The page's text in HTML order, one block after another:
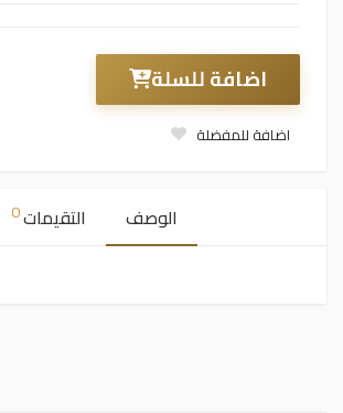
اضافة للسلة
اضافة للمفضلة
الوصف التقيمات0